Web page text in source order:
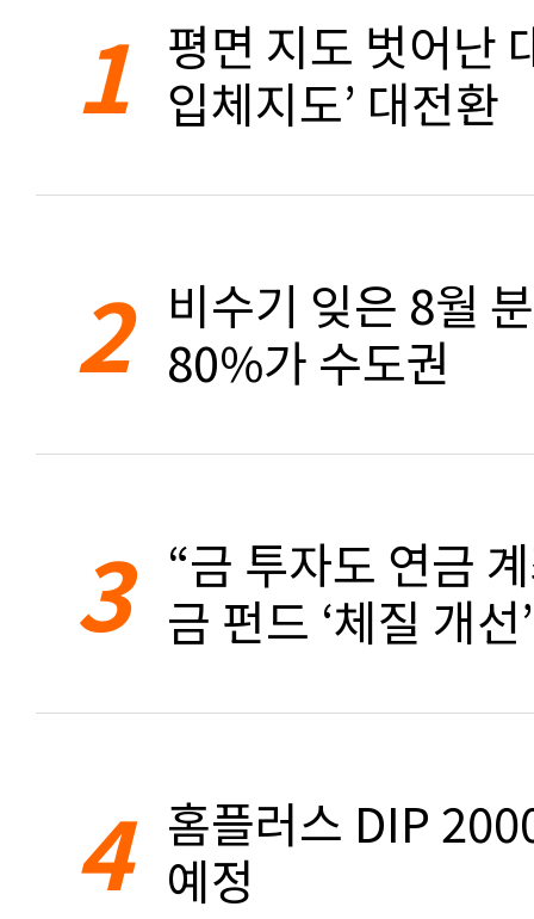
1 평면 지도 벗어난
입체지도’ 대전환
2 비수기 잊은 8월
80%가 수도권
3 “금 투자도 연금
금 펀드 ‘체질 개선’
4 홈플러스 DIP
예정